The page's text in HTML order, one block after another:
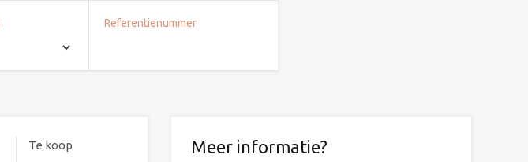
Referentienummer
Te koop Meer informatie?